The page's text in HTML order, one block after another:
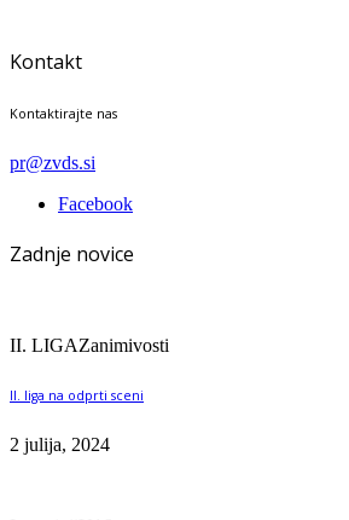
Kontakt
Kontaktirajte nas
pr@zvds.si
Facebook
Zadnje novice
II. LIGAZanimivosti
II. liga na odprti sceni
2 julija, 2024